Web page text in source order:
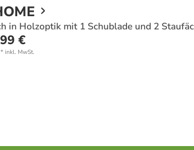
in Holzoptik mit 1 Schublade und 2
€
* inkl. MwSt.